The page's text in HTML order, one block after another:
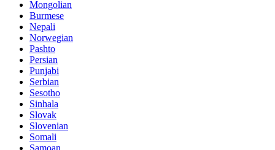
Mongolian
Burmese
Nepali
Norwegian
Pashto
Persian
Punjabi
Serbian
Sesotho
Sinhala
Slovak
Slovenian
Somali
Samoan